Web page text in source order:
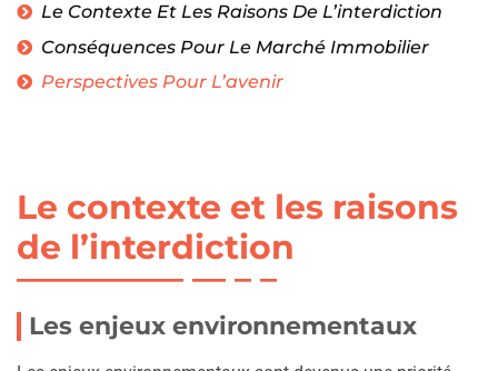
Le Contexte Et Les Raisons De L’interdiction
Conséquences Pour Le Marché Immobilier
Perspectives Pour L’avenir
Le contexte et les raisons
de l’interdiction
Les enjeux environnementaux